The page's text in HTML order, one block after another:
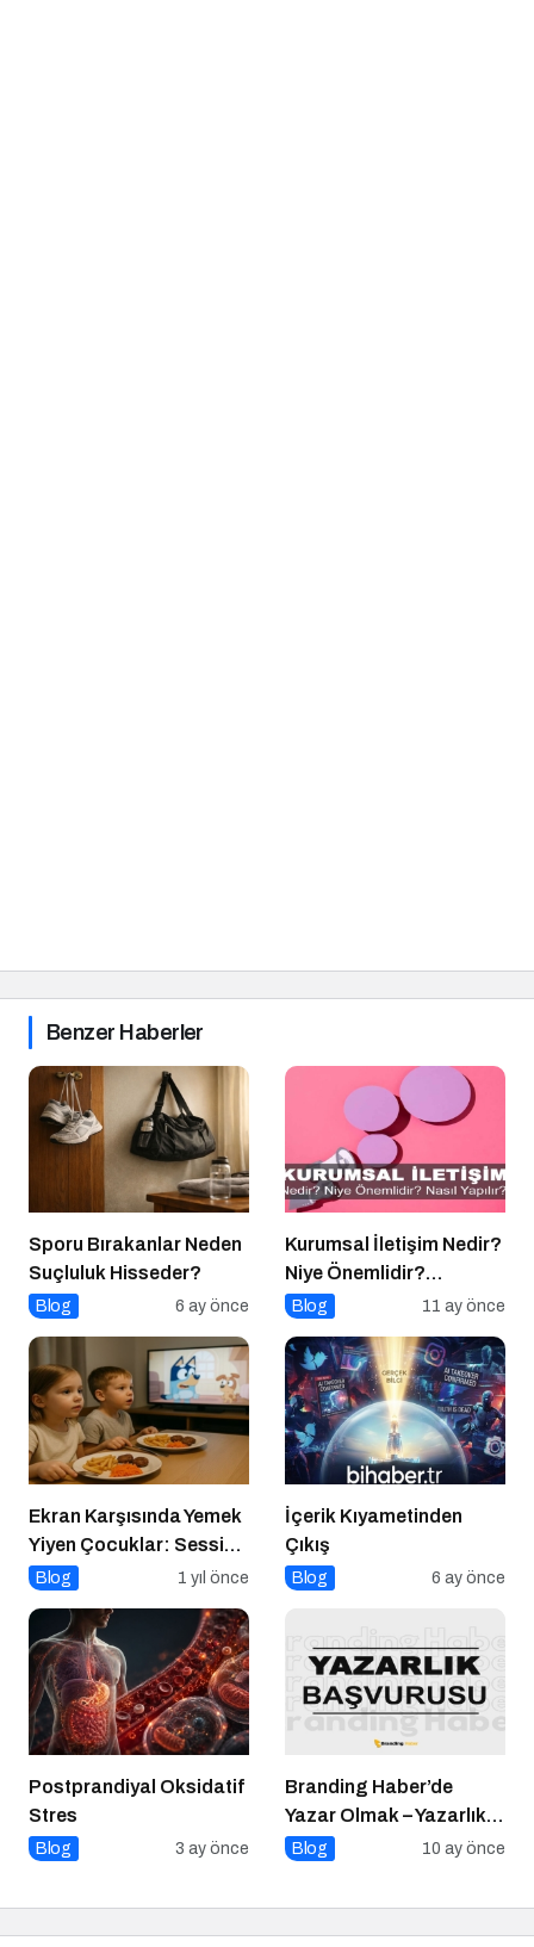
Benzer Haberler
Sporu Bırakanlar Neden
Suçluluk Hisseder?
Blog 6 ay önce
Kurumsal İletişim Nedir?
Niye Önemlidir?
Kurumsal İletişim Nasıl
Blog 11 ay önce
Ekran Karşısında Yemek
Yiyen Çocuklar: Sessiz
Tehlike
Blog 1 yıl önce
İçerik Kıyametinden
Çıkış
Blog 6 ay önce
Postprandiyal Oksidatif
Stres
Blog 3 ay önce
Branding Haber’de
Yazar Olmak – Yazarlık
Başvurusu Başladı!
Blog 10 ay önce